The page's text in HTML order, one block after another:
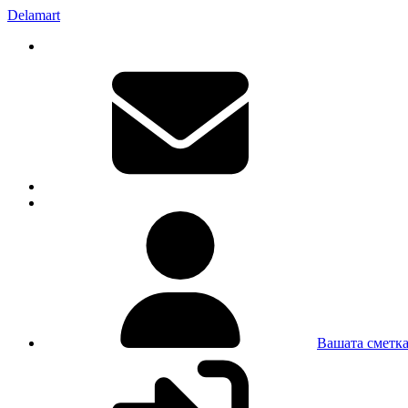
Delamart
Вашата сметка